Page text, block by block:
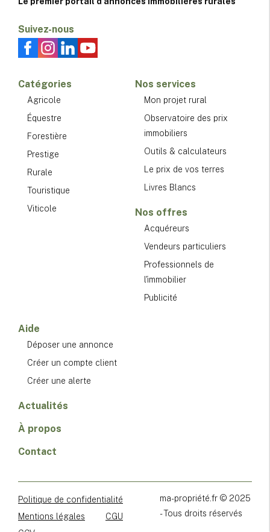
Suivez-nous
Catégories
Agricole
Équestre
Forestière
Prestige
Rurale
Touristique
Viticole
Nos services
Mon projet rural
Observatoire des prix
immobiliers
Outils & calculateurs
Le prix de vos terres
Livres Blancs
Nos offres
Acquéreurs
Vendeurs particuliers
Professionnels de
l'immobilier
Publicité
Aide
Déposer une annonce
Créer un compte client
Créer une alerte
Actualités
À propos
Contact
Politique de confidentialité
Mentions légales
CGU
ma-propriété.fr © 2025
- Tous droits réservés